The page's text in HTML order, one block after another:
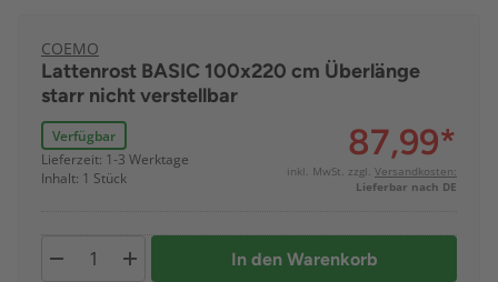
COEMO
Lattenrost BASIC 100x220 cm Überlänge
starr nicht verstellbar
Verfügbar
Lieferzeit: 1-3 Werktage
Inhalt: 1 Stück
87,99*
inkl. MwSt. zzgl. Versandkosten:
Lieferbar nach DE
In den Warenkorb